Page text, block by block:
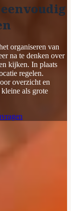
organiseren van
na te denken over
kijken. In plaats
regelen.
overzicht en
als grote